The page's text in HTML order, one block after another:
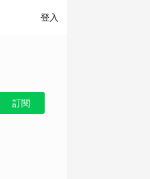
登入
訂閱